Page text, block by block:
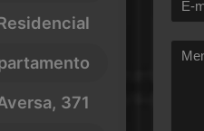
, 371